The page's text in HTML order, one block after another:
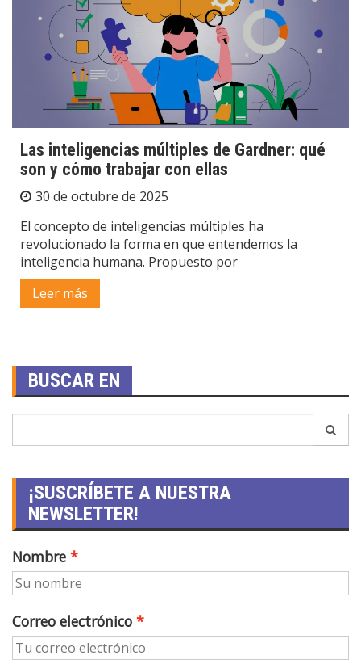
Las inteligencias múltiples de Gardner: qué
son y cómo trabajar con ellas
30 de octubre de 2025
El concepto de inteligencias múltiples ha
revolucionado la forma en que entendemos la
inteligencia humana. Propuesto por
Leer más
BUSCAR EN
¡SUSCRÍBETE A NUESTRA
NEWSLETTER!
Nombre
Correo electrónico